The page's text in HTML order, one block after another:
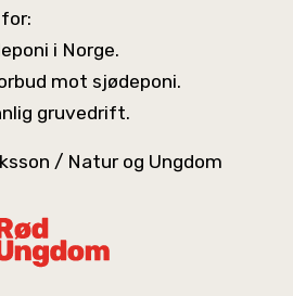
i Norge.
mot sjødeponi.
gruvedrift.
/ Natur og Ungdom